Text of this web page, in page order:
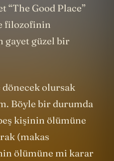
dizilerine bile
Good Place”
filozofinin
güzel bir
olursak
Böyle bir durumda
kişinin ölümüne
(makas